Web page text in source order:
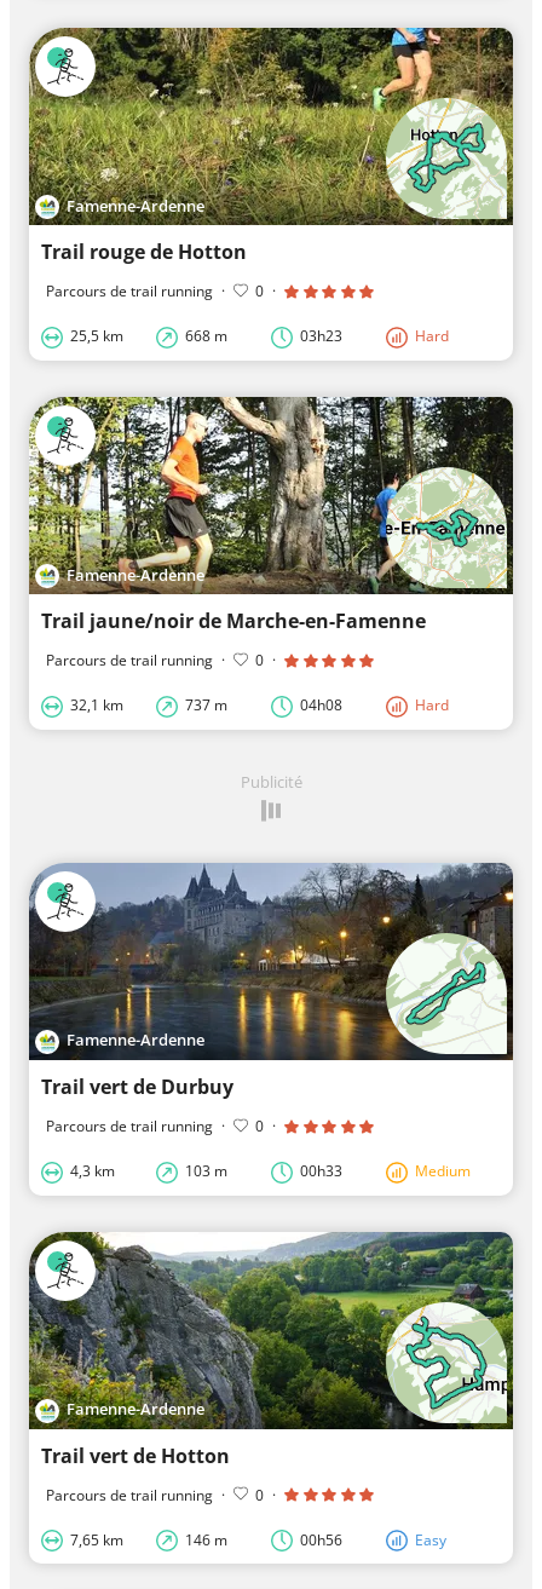
Famenne-Ardenne
Trail rouge de Hotton
Parcours de trail running · 0 ·
25,5 km 668 m 03h23 Hard
Famenne-Ardenne
Trail jaune/noir de Marche-en-Famenne
Parcours de trail running · 0 ·
32,1 km 737 m 04h08 Hard
Publicité
Famenne-Ardenne
Trail vert de Durbuy
Parcours de trail running · 0 ·
4,3 km 103 m 00h33 Medium
Famenne-Ardenne
Trail vert de Hotton
Parcours de trail running · 0 ·
7,65 km 146 m 00h56 Easy